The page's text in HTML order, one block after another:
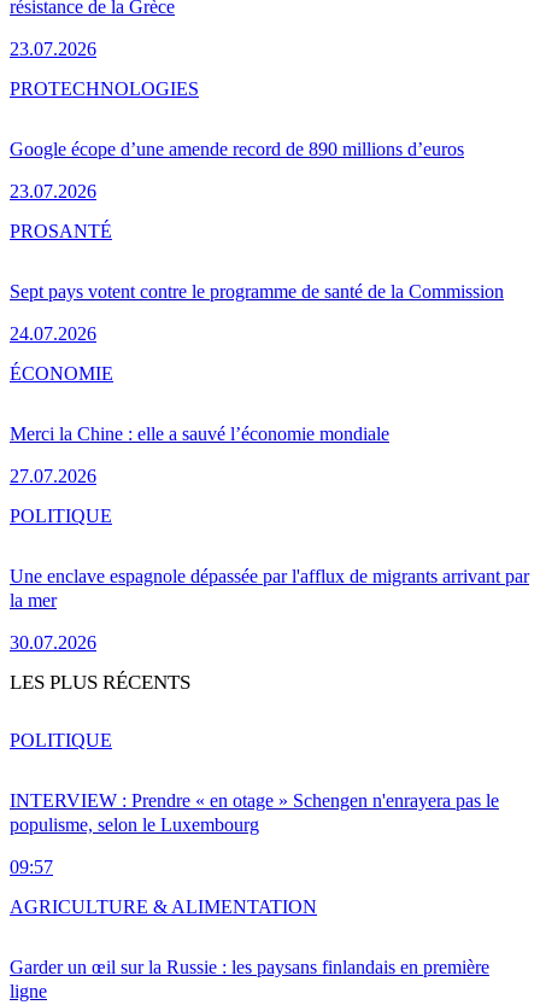
résistance de la Grèce
23.07.2026
Google écope d’une amende record de 890 millions d’euros
23.07.2026
PROTECHNOLOGIES
Sept pays votent contre le programme de santé de la Commission
24.07.2026
PROSANTÉ
Merci la Chine : elle a sauvé l’économie mondiale
27.07.2026
ÉCONOMIE
Une enclave espagnole dépassée par l'afflux de migrants arrivant par
la mer
30.07.2026
POLITIQUE
LES PLUS RÉCENTS
INTERVIEW : Prendre « en otage » Schengen n'enrayera pas le
populisme, selon le Luxembourg
09:57
POLITIQUE
Garder un œil sur la Russie : les paysans finlandais en première
ligne
AGRICULTURE & ALIMENTATION